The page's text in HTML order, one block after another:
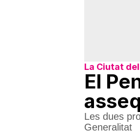
La Ciutat
El
Les dues
Generalitat